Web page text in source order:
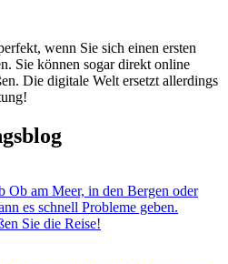
wenn Sie sich einen ersten
Sie können sogar direkt online
Die digitale Welt ersetzt allerdings
Ob am Meer, in den Bergen oder
es schnell Probleme geben.
Sie die Reise!